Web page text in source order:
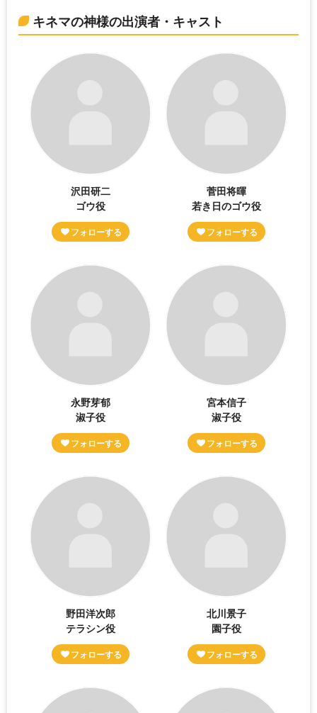
キネマの神様の出演者・キャスト
沢田研二
ゴウ役
菅田将暉
若き日のゴウ役
永野芽郁
淑子役
宮本信子
淑子役
野田洋次郎
テラシン役
北川景子
園子役